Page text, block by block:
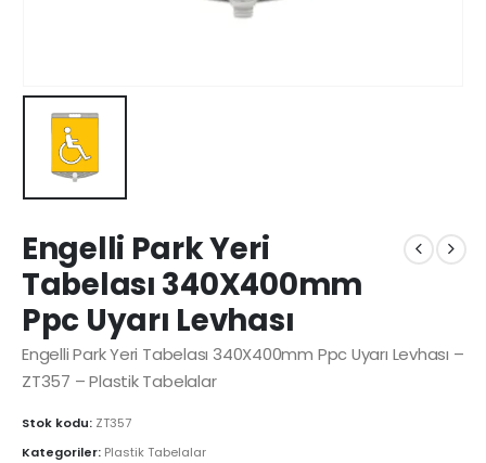
Engelli Park Yeri
Tabelası 340X400mm
Ppc Uyarı Levhası
Engelli Park Yeri Tabelası 340X400mm Ppc Uyarı Levhası –
ZT357 – Plastik Tabelalar
Stok kodu: ZT357
Kategoriler: Plastik Tabelalar